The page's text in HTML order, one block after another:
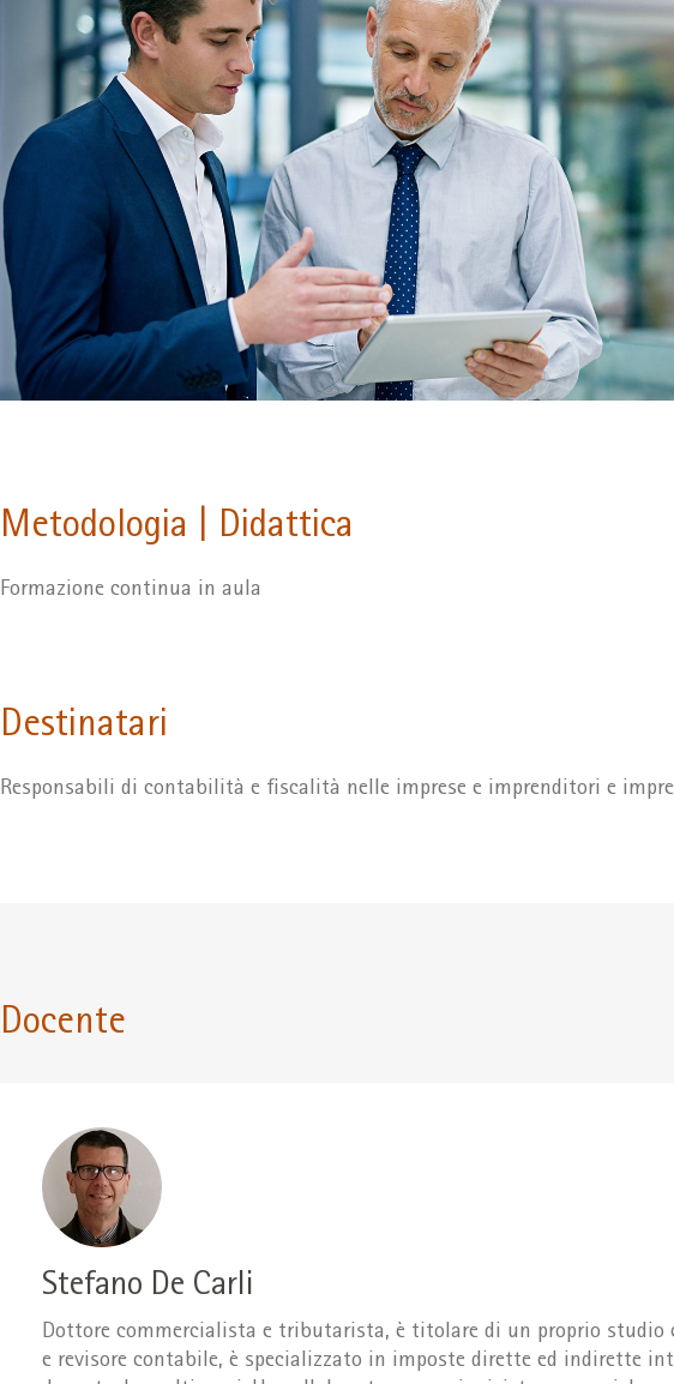
Metodologia | Didattica
Formazione continua in aula
Destinatari
Responsabili di contabilità e fiscalità nelle imprese e imprenditori e
Docente
Stefano De Carli
Dottore commercialista e tributarista, è titolare di un proprio studio
e revisore contabile, è specializzato in imposte dirette ed indirette